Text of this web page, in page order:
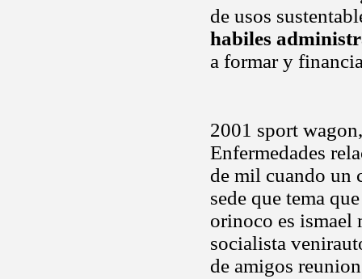
de usos
habiles
a formar y
2001 sport
Enfermedades
de mil cuando un
sede que tema
orinoco es ismael
socialista
de amigos